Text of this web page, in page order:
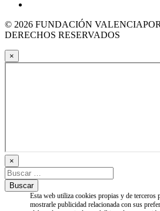
© 2026 FUNDACIÓN
DERECHOS RESERVADOS
×
×
Esta web utiliza cookies propias y de terceros
mostrarle publicidad relacionada con sus